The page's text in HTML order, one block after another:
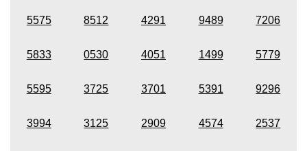
5575 8512 4291 9489 7206
5833 0530 4051 1499 5779
5595 3725 3701 5391 9296
3994 3125 2909 4574 2537